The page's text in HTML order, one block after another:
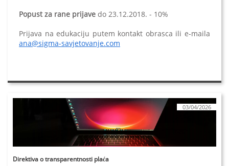
Popust za rane prijave do 23.12.2018. - 10%
Prijava na edukaciju putem kontakt obrasca ili e-maila
ana@sigma-savjetovanje.com
Direktiva o transparentnosti plaća
03/04/2026